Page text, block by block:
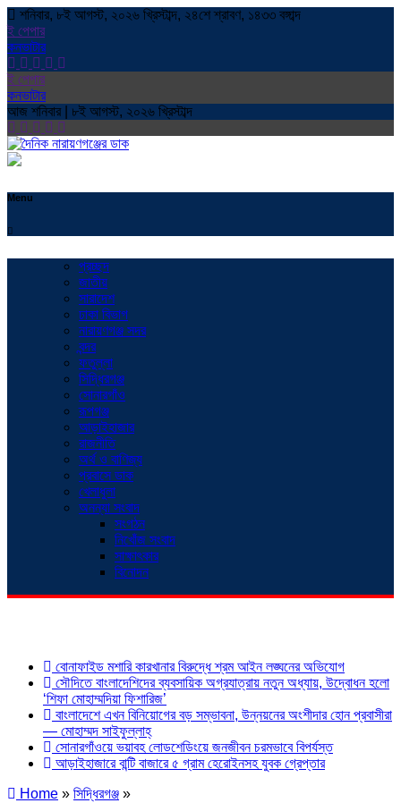
শনিবার, ৮ই আগস্ট, ২০২৬ খ্রিস্টাব্দ, ২৪শে শ্রাবণ, ১৪৩৩ বঙ্গাব্দ
ই পেপার
কনভাটার
ই পেপার
কনভাটার
আজ শনিবার | ৮ই আগস্ট, ২০২৬ খ্রিস্টাব্দ
Menu
প্রচ্ছদ
জাতীয়
সারাদেশ
ঢাকা বিভাগ
নারায়ণগঞ্জ সদর
বন্দর
ফতুল্লা
সিদ্ধিরগঞ্জ
সোনারগাঁও
রূপগঞ্জ
আড়াইহাজার
রাজনীতি
অর্থ ও বাণিজ্য
প্রবাসে ডাক
খেলাধুলা
অনন্যা সংবাদ
সংগঠন
নিখোঁজ সংবাদ
সাক্ষাৎকার
বিনোদন
বোনাফাইড মশারি কারখানার বিরুদ্ধে শ্রম আইন লঙ্ঘনের অভিযোগ
সৌদিতে বাংলাদেশিদের ব্যবসায়িক অগ্রযাত্রায় নতুন অধ্যায়, উদ্বোধন হলো
‘শিফা মোহাম্মদিয়া ফিশারিজ’
বাংলাদেশে এখন বিনিয়োগের বড় সম্ভাবনা, উন্নয়নের অংশীদার হোন প্রবাসীরা
— মোহাম্মদ সাইফুল্লাহ্
সোনারগাঁওয়ে ভয়াবহ লোডশেডিংয়ে জনজীবন চরমভাবে বিপর্যস্ত
আড়াইহাজারে বান্টি বাজারে ৫ গ্রাম হেরোইনসহ যুবক গ্রেপ্তার
Home » সিদ্ধিরগঞ্জ »